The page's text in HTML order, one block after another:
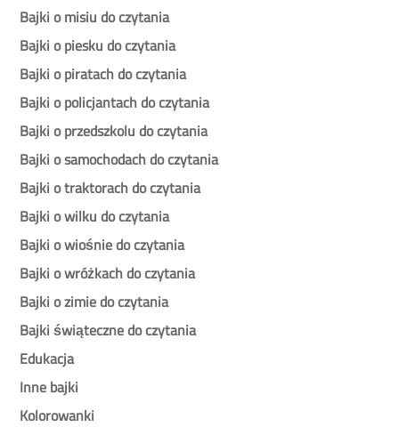
Bajki o misiu do czytania
Bajki o piesku do czytania
Bajki o piratach do czytania
Bajki o policjantach do czytania
Bajki o przedszkolu do czytania
Bajki o samochodach do czytania
Bajki o traktorach do czytania
Bajki o wilku do czytania
Bajki o wiośnie do czytania
Bajki o wróżkach do czytania
Bajki o zimie do czytania
Bajki świąteczne do czytania
Edukacja
Inne bajki
Kolorowanki